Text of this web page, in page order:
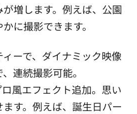
増します。例えば、公園
に撮影できます。
ーで、ダイナミック映像
連続撮影可能。
風エフェクト追加。思い
す。例えば、誕生日パー